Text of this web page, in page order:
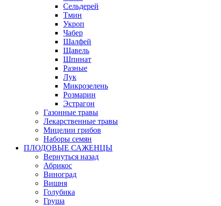
Сельдерей
Тмин
Укроп
Чабер
Шалфей
Щавель
Шпинат
Разные
Лук
Микрозелень
Розмарин
Эстрагон
Газонные травы
Лекарственные травы
Мицелии грибов
Наборы семян
ПЛОДОВЫЕ САЖЕНЦЫ
Вернуться назад
Абрикос
Виноград
Вишня
Голубика
Груша